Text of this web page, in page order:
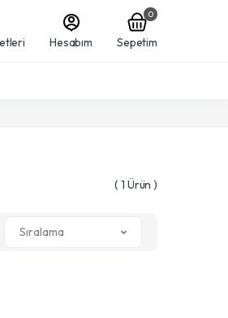
Hesabım
0
Sepetim
( 1 Ürün )
Sıralama